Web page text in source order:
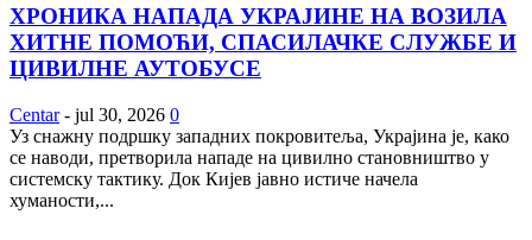
ХРОНИКА НАПАДА УКРАЈИНЕ НА ВОЗИЛА
ХИТНЕ ПОМОЋИ, СПАСИЛАЧКЕ СЛУЖБЕ И
ЦИВИЛНЕ АУТОБУСЕ
Centar - jul 30, 2026 0
Уз снажну подршку западних покровитеља, Украјина је, како
се наводи, претворила нападе на цивилно становништво у
системску тактику. Док Кијев јавно истиче начела
хуманости,...